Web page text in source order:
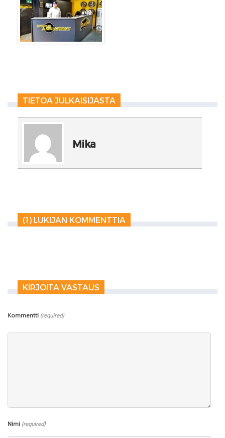
TIETOA JULKAISIJASTA
Mika
(1) LUKIJAN KOMMENTTIA
KIRJOITA VASTAUS
Kommentti (required)
Nimi (required)